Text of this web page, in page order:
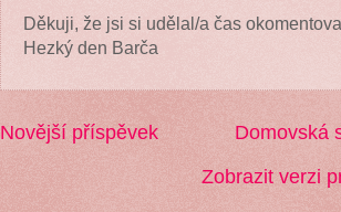
Děkuji, že jsi si udělal/a čas
Hezký den Barča
Novější příspěvek
Domovská
Zobrazit verzi